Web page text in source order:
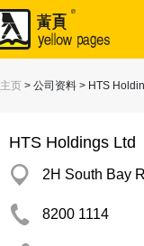
主页 > 公司资料 > HTS
HTS Holdings Ltd
2H South Bay
8200 1114